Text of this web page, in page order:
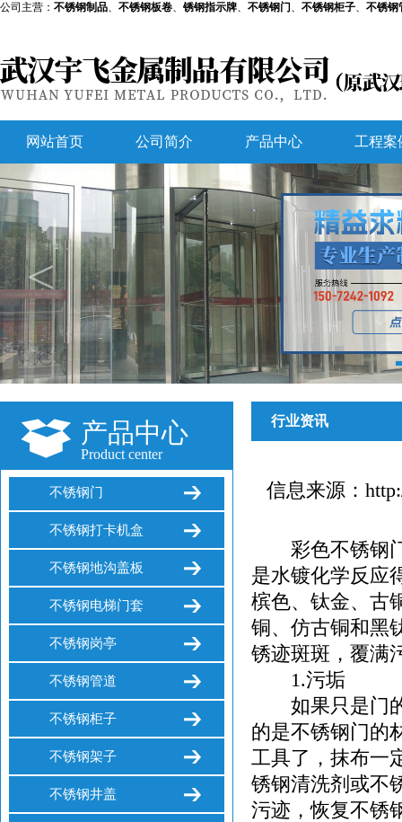
公司主营： 不锈钢制品、 不锈钢板卷、 锈钢指示牌、 不锈钢门 、 不锈钢柜子、 不锈钢
网站首页 公司简介 产品中心 工程案
<
产品中心
Product center
不锈钢门
不锈钢打卡机盒
不锈钢地沟盖板
不锈钢电梯门套
不锈钢岗亭
不锈钢管道
不锈钢柜子
不锈钢架子
不锈钢井盖
行业资讯
信息来源：
彩色不锈钢门
是水镀化学反应
槟色、钛金、古
铜、仿古铜和黑
锈迹斑斑，覆满
1.污垢
如果只是门的
的是不锈钢门的
工具了，抹布一
锈钢清洗剂或不
污迹，恢复不锈